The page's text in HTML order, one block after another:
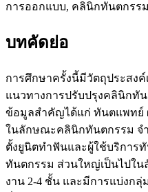
การออกแบบ, คลินิกทันตกรร
บทคัดย่อ
การศึกษาครั้งนี้มีวัตถุประสง
แนวทางการปรับปรุงคลินิกทั
ข้อมูลสำคัญได้แก่ ทันตแพทย์
ในลักษณะคลินิกทันตกรรม จำ
ตั้งยูนิตทำฟันและผู้ใช้บริการ
ทันตกรรม ส่วนใหญ่เป็นไปใน
งาน 2-4 ชั้น และมีการแบ่งก